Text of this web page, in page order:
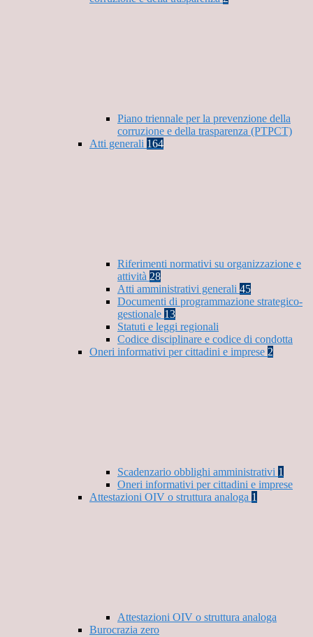
Piano triennale per la prevenzione della
corruzione e della trasparenza (PTPCT)
Atti generali 164
Riferimenti normativi su organizzazione e
attività 28
Atti amministrativi generali 45
Documenti di programmazione strategico-
gestionale 13
Statuti e leggi regionali
Codice disciplinare e codice di condotta
Oneri informativi per cittadini e imprese 2
Scadenzario obblighi amministrativi 1
Oneri informativi per cittadini e imprese
Attestazioni OIV o struttura analoga 1
Attestazioni OIV o struttura analoga
Burocrazia zero